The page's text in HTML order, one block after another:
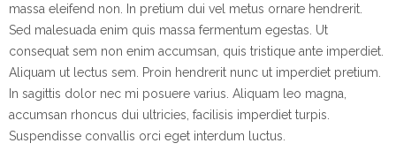
massa eleifend non. In pretium dui vel metus ornare hendrerit.
Sed malesuada enim quis massa fermentum egestas. Ut
consequat sem non enim accumsan, quis tristique ante imperdiet.
Aliquam ut lectus sem. Proin hendrerit nunc ut imperdiet pretium.
In sagittis dolor nec mi posuere varius. Aliquam leo magna,
accumsan rhoncus dui ultricies, facilisis imperdiet turpis.
Suspendisse convallis orci eget interdum luctus.